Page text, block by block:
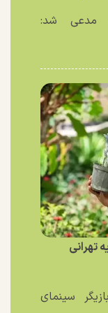
مدعی شد:
تهرانی
سینمای